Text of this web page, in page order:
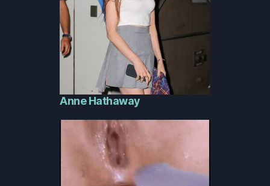
Anne Hathaway